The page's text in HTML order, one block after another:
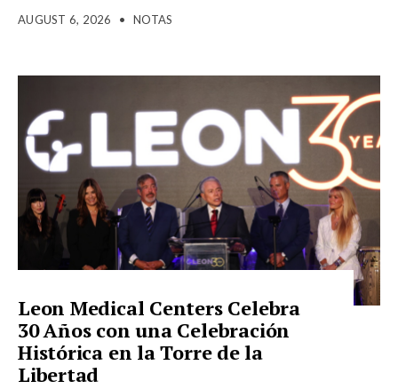
AUGUST 6, 2026 • NOTAS
Leon Medical Centers Celebra
30 Años con una Celebración
Histórica en la Torre de la
Libertad